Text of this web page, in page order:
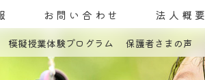
お問い合わせ 法人概要
模擬授業体験プログラム 保護者さまの声